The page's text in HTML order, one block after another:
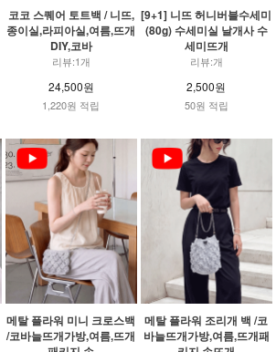
코코 스퀘어 토트백 / 니뜨,
종이실,라피아실,여름,뜨개
DIY,코바
리뷰:1개
24,500원
1,220원 적립
[9+1] 니뜨 허니버블수세미
(80g) 수세미실 날개사 수
세미뜨개
리뷰:개
2,500원
50원 적립
메탈 플라워 미니 크로스백
/코바늘뜨개가방,여름,뜨개
메탈 플라워 조리개 백 /코
바늘뜨개가방,여름,뜨개패